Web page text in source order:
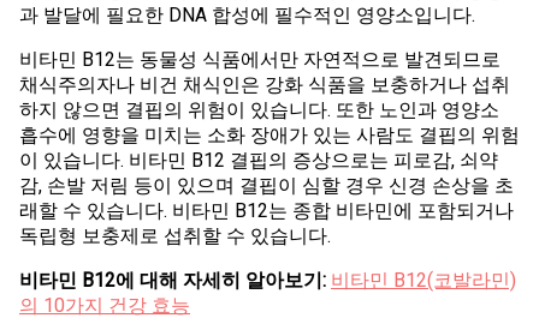
과 발달에 필요한 DNA 합성에 필수적인 영양소입니다.
비타민 B12는 동물성 식품에서만 자연적으로 발견되므로
채식주의자나 비건 채식인은 강화 식품을 보충하거나 섭취
하지 않으면 결핍의 위험이 있습니다. 또한 노인과 영양소
흡수에 영향을 미치는 소화 장애가 있는 사람도 결핍의 위험
이 있습니다. 비타민 B12 결핍의 증상으로는 피로감, 쇠약
감, 손발 저림 등이 있으며 결핍이 심할 경우 신경 손상을 초
래할 수 있습니다. 비타민 B12는 종합 비타민에 포함되거나
독립형 보충제로 섭취할 수 있습니다.
비타민 B12에 대해 자세히 알아보기: 비타민 B12(코발라민)
의 10가지 건강 효능